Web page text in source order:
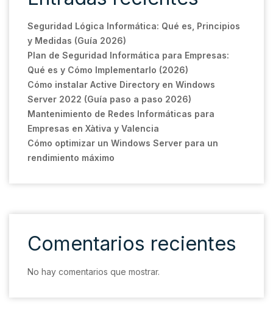
Seguridad Lógica Informática: Qué es, Principios
y Medidas (Guía 2026)
Plan de Seguridad Informática para Empresas:
Qué es y Cómo Implementarlo (2026)
Cómo instalar Active Directory en Windows
Server 2022 (Guía paso a paso 2026)
Mantenimiento de Redes Informáticas para
Empresas en Xàtiva y Valencia
Cómo optimizar un Windows Server para un
rendimiento máximo
Comentarios recientes
No hay comentarios que mostrar.